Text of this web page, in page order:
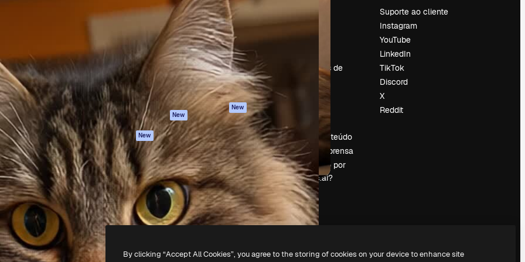
Mais de 1 milhão de
empresas,
Spaces
Assistente de IA
imagens
Gerador de vídeos
Texto para voz
Conteúdo de stock
MCP para
Claude/ChatGPT
New
Agentes New
API
App móvel
Todas as
ferramentas
Academy
Documentação
Atendimento
Termos e
condições
Política de
privacidade
Originais New
Política de cookies
Central de
confiabilidade
Afiliados
Empresas
Preços
Tendências de
pesquisa
Vender conteúdo
Sala de imprensa
Procurando por
magnific.ai?
Suporte ao cliente
Instagram
YouTube
LinkedIn
TikTok
Discord
X
Reddit
2026 Freepik Company S.L.U. Todos os direitos reservados
By clicking “Accept All Cookies”, you agree to the storing of cookies on your device to enhance site